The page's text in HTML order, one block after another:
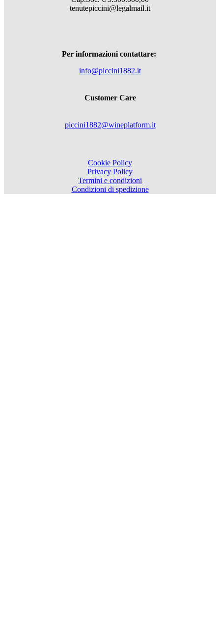
tenutepiccini@legalmail.it
Per informazioni contattare:
info@piccini1882.it
Customer Care
piccini1882@wineplatform.it
Cookie Policy
Privacy Policy
Termini e condizioni
Condizioni di spedizione